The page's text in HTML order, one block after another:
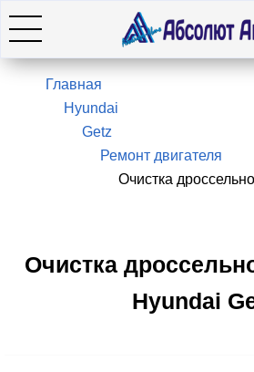
7(495)966-28-26
SsangYong / KGM
Главная
Hyundai
Getz
Ремонт двигателя
Очистка
Очистка
Hyundai